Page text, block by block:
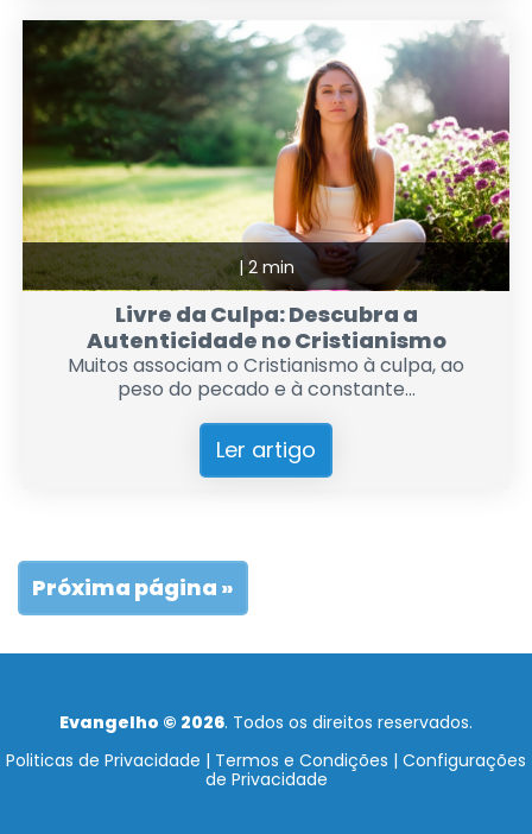
|2 min
Livre da Culpa: Descubra a
Autenticidade no Cristianismo
Muitos associam o Cristianismo à culpa, ao
peso do pecado e à constante...
Ler artigo
Próxima página »
Evangelho © 2026. Todos os direitos reservados.
Politicas de Privacidade | Termos e Condições | Configurações
de Privacidade